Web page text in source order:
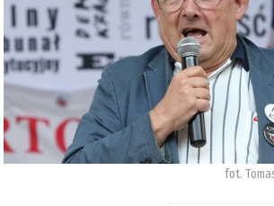
fot.